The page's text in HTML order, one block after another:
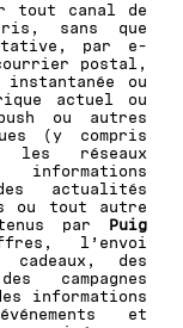
tout canal de
sans que
par e-
postal,
instantanée ou
actuel ou
ou autres
(y compris
réseaux
actualités
ou tout autre
par Puig
l’envoi
des
campagnes
informations
et